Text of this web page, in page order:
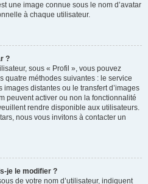
une image connue sous le nom d’avatar
à chaque utilisateur.
?
sous « Profil », vous pouvez
quatre méthodes suivantes : le service
images distantes ou le transfert d’images
peuvent activer ou non la fonctionnalité
rendre disponible aux utilisateurs.
nous vous invitons à contacter un
je le modifier ?
de votre nom d’utilisateur, indiquent